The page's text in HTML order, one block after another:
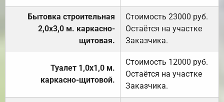
Бытовка строительная
2,0х3,0 м. каркасно-
щитовая.
Стоимость 23000 руб.
Остаётся на участке
Заказчика.
Туалет 1,0х1,0 м.
каркасно-щитовой.
Стоимость 12000 руб.
Остаётся на участке
Заказчика.